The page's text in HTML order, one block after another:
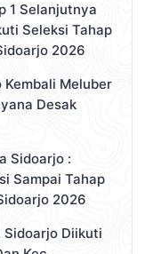
1 Selanjutnya
Seleksi Tahap
2026
Kembali Meluber
Desak
Sidoarjo :
Sampai Tahap
2026
Sidoarjo Diikuti